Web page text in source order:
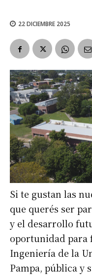
22 DICIEMBRE 2025
Si te gustan las
que querés ser
y el desarrollo
oportunidad para
Ingeniería de la
Pampa, pública y